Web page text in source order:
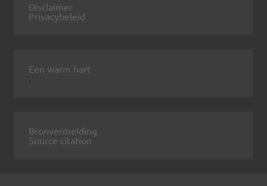
Disclaimer
Privacybeleid
Een warm hart
.
Bronvermelding
Source citation